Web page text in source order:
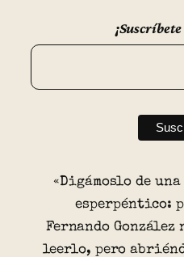
«Digámoslo de
esperpéntico:
Fernando
leerlo, pero